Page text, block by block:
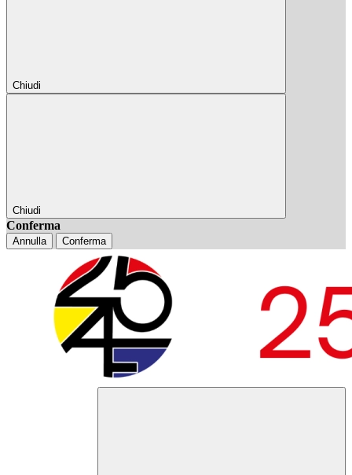
Chiudi
Chiudi
Conferma
Annulla Conferma